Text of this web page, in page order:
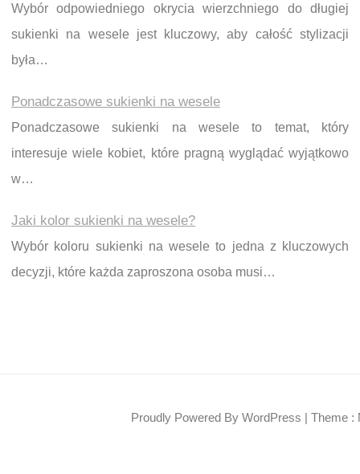
Wybór odpowiedniego okrycia wierzchniego do długiej
sukienki na wesele jest kluczowy, aby całość stylizacji
była…
Ponadczasowe sukienki na wesele
Ponadczasowe sukienki na wesele to temat, który
interesuje wiele kobiet, które pragną wyglądać wyjątkowo
w…
Jaki kolor sukienki na wesele?
Wybór koloru sukienki na wesele to jedna z kluczowych
decyzji, które każda zaproszona osoba musi…
Proudly Powered By WordPress | Theme :